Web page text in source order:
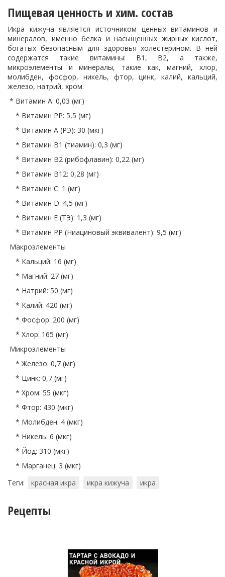
Пищевая ценность и хим. состав
Икра кижуча является источником ценных витаминов и
минералов, именно белка и насыщенных жирных кислот,
богатых безопасным для здоровья холестерином. В ней
содержатся такие витамины: В1, В2, а также,
микроэлементы и минералы, такие как, магний, хлор,
молибден, фосфор, никель, фтор, цинк, калий, кальций,
железо, натрий, хром.
* Витамин A: 0,03 (мг)
* Витамин PP: 5,5 (мг)
* Витамин A (РЭ): 30 (мкг)
* Витамин B1 (тиамин): 0,3 (мг)
* Витамин B2 (рибофлавин): 0,22 (мг)
* Витамин В12: 0,28 (мг)
* Витамин C: 1 (мг)
* Витамин D: 4,5 (мг)
* Витамин E (ТЭ): 1,3 (мг)
* Витамин PP (Ниациновый эквивалент): 9,5 (мг)
Макроэлементы
* Кальций: 16 (мг)
* Магний: 27 (мг)
* Натрий: 50 (мг)
* Калий: 420 (мг)
* Фосфор: 200 (мг)
* Хлор: 165 (мг)
Микроэлементы
* Железо: 0,7 (мг)
* Цинк: 0,7 (мг)
* Хром: 55 (мкг)
* Фтор: 430 (мкг)
* Молибден: 4 (мкг)
* Никель: 6 (мкг)
* Йод: 310 (мкг)
* Марганец: 3 (мкг)
Теги:
красная икра икра кижуча икра
Рецепты